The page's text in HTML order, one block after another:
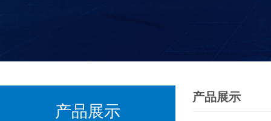
产品展示
产品展示